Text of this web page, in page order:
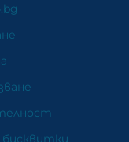
бисквитки